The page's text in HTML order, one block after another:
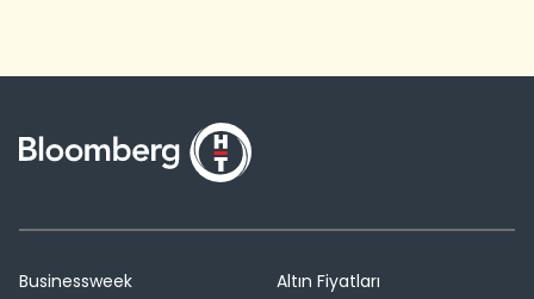
Businessweek
Altın Fiyatları